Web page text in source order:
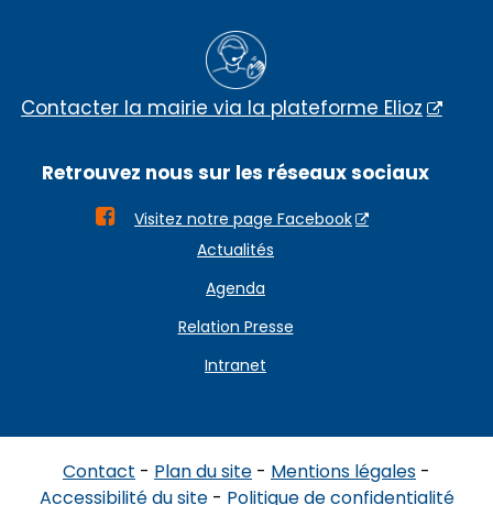
Contacter la mairie via la plateforme Elioz
Retrouvez nous sur les réseaux sociaux

Visitez notre page Facebook
Actualités
Agenda
Relation Presse
Intranet
Contact Plan du site
Mentions légales
Accessibilité du site
Politique de confidentialité